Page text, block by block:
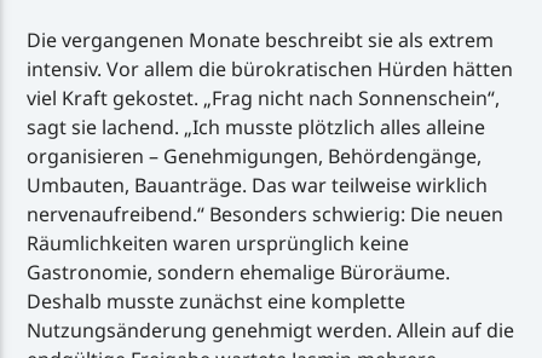
Die vergangenen Monate beschreibt sie als extrem
intensiv. Vor allem die bürokratischen Hürden hätten
viel Kraft gekostet. „Frag nicht nach Sonnenschein“,
sagt sie lachend. „Ich musste plötzlich alles alleine
organisieren – Genehmigungen, Behördengänge,
Umbauten, Bauanträge. Das war teilweise wirklich
nervenaufreibend.“ Besonders schwierig: Die neuen
Räumlichkeiten waren ursprünglich keine
Gastronomie, sondern ehemalige Büroräume.
Deshalb musste zunächst eine komplette
Nutzungsänderung genehmigt werden. Allein auf die